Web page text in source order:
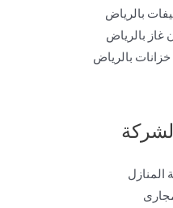
بالرياض
غاز بالرياض
بالرياض
المنازل